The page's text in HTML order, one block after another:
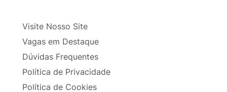
Visite Nosso Site
Vagas em Destaque
Dúvidas Frequentes
Política de Privacidade
Política de Cookies